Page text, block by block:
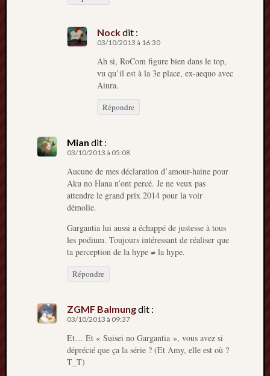
Nockdit :
03/10/2013 à 16:30
Ah si, RoCom figure bien dans le top,
vu qu’il est à la 3e place, ex-aequo avec
Aiura.
Répondre
Mian dit :
03/10/2013 à 05:08
Aucune de mes déclaration d’amour-haine pour
Aku no Hana n’ont percé. Je ne veux pas
attendre le grand prix 2014 pour la voir
démolie.
Gargantia lui aussi a échappé de justesse à tous
les podium. Toujours intéressant de réaliser que
ta perception de la hype ≠ la hype.
Répondre
ZGMF Balmungdit :
03/10/2013 à 09:37
Et… Et « Suisei no Gargantia », vous avez si
déprécié que ça la série ? (Et Amy, elle est où ?
T_T)